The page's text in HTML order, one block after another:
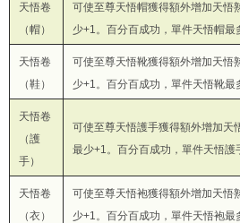
天悟卷
（帽）
可使至尊天悟帽獲得額外增加天悟
少+1。百分百成功，單件天悟帽最
天悟卷
（鞋）
可使至尊天悟靴獲得額外增加天悟
少+1。百分百成功，單件天悟靴最
天悟卷
（護
手）
可使至尊天悟護手獲得額外增加天
最少+1。百分百成功，單件天悟護
天悟卷
（衣）
可使至尊天悟袍獲得額外增加天悟
少+1。百分百成功，單件天悟袍最